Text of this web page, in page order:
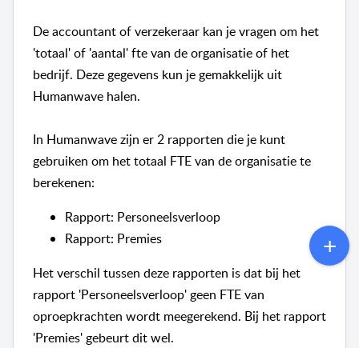
De accountant of verzekeraar kan je vragen om het
'totaal' of 'aantal' fte van de organisatie of het
bedrijf. Deze gegevens kun je gemakkelijk uit
Humanwave halen.
In Humanwave zijn er 2 rapporten die je kunt
gebruiken om het totaal FTE van de organisatie te
berekenen:
Rapport: Personeelsverloop
Rapport: Premies
Het verschil tussen deze rapporten is dat bij het
rapport 'Personeelsverloop' geen FTE van
oproepkrachten wordt meegerekend. Bij het rapport
'Premies' gebeurt dit wel.